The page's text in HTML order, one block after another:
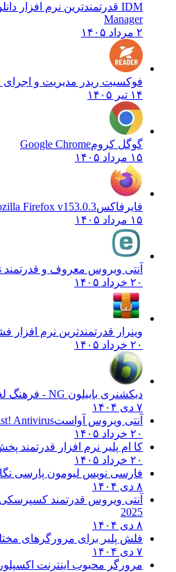
Manager
فوکسیت ریدر مدیریت و اجرای فایل PDF
گوگل کروم Google Chrome
فایرفاکسMozilla Firefox v153.0.3
آنتی ویروس معروف و قدرتمند NOD32
وینرار قدرتمندترین نرم افزار
دیکشنری بابیلون NG - فرهنگ لغت کامپیوتر
آنتی ویروس آواستavast! Antivirus
کا ام پلیر نرم افزار قدرتمند پخش
فارسی نویس لیومون پارسی نگار
آنتی ویروس قدرتمند کسپرسکی 2025
فلش پلیر برای مرورگرهای مختلف
مرورگر محبوب اینترنت اکسپلورر